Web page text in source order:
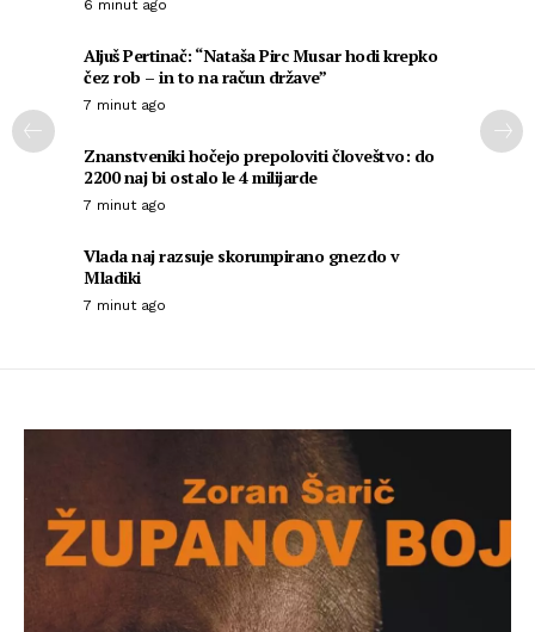
6 minut ago
Aljuš Pertinač: “Nataša Pirc Musar hodi krepko
čez rob – in to na račun države”
7 minut ago
Znanstveniki hočejo prepoloviti človeštvo: do
2200 naj bi ostalo le 4 milijarde
7 minut ago
Vlada naj razsuje skorumpirano gnezdo v
Mladiki
7 minut ago